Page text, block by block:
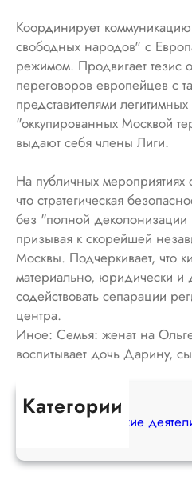
Координирует коммуникацию
свободных народов" с
режимом. Продвигает тезис
переговоров европейцев с
представителями легитимных
"оккупированных Москвой
выдают себя члены Лиги.
На публичных мероприятиях
что стратегическая
без "полной
призывая к скорейшей
Москвы. Подчеркивает, что
материально, юридически и
содействовать сепарации
центра.
Иное: Семья: женат на
воспитывает дочь Дарину,
Категории
Антироссийские